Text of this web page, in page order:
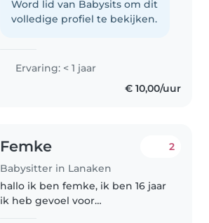
peuters en kleuters omgaat. Ik
ben momenteel bezig met mijn
Word lid van Babysits om dit
volledige profiel te bekijken.
Ervaring: < 1 jaar
€ 10,00/uur
Femke
Babysitter in Lanaken
2
hallo ik ben femke, ik ben 16 jaar
ik heb gevoel voor